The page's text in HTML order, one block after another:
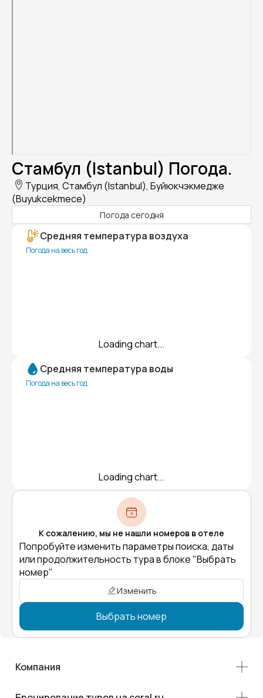
Стамбул (Istanbul) Погода.
Турция, Стамбул (Istanbul), Буйюкчэкмедже
(Buyukcekmece)
Погода сегодня
Средняя температура воздуха
Погода на весь год
Loading chart...
Средняя температура воды
Погода на весь год
Loading chart...
К сожалению, мы не нашли номеров в отеле
Попробуйте изменить параметры поиска, даты
или продолжительность тура в блоке "Выбрать
номер"
Изменить
Выбрать номер
Компания